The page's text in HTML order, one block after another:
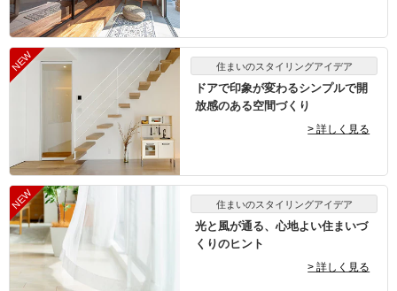
住まいのスタイリングアイデア
ドアで印象が変わるシンプルで開
放感のある空間づくり
> 詳しく見る
住まいのスタイリングアイデア
光と風が通る、心地よい住まいづ
くりのヒント
> 詳しく見る